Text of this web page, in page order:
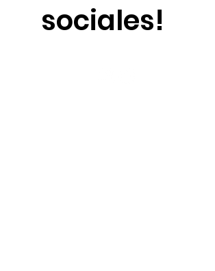
sociales!